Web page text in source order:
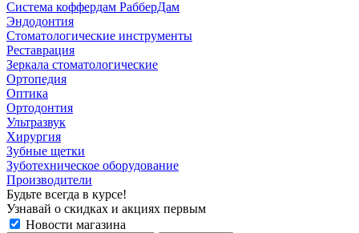
Система коффердам РабберДам
Эндодонтия
Стоматологические инструменты
Реставрация
Зеркала стоматологические
Ортопедия
Оптика
Ортодонтия
Ультразвук
Хирургия
Зубные щетки
Зуботехническое оборудование
Производители
Будьте всегда в курсе!
Узнавай о скидках и акциях первым
Новости магазина